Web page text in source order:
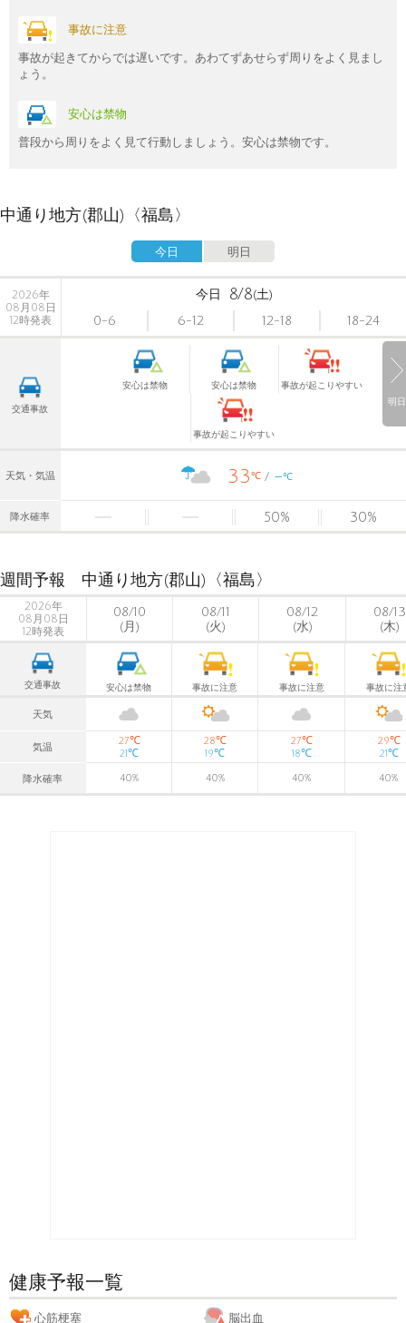
事故に注意
事故が起きてからでは遅いです。あわてずあせらず周りをよく見まし
ょう。
安心は禁物
普段から周りをよく見て行動しましょう。安心は禁物です。
中通り地方(郡山)〈福島〉
今日 明日
明日
2026年
08月08日
12時発表
今日 8/8(土)
0-6
6-12 12-18 18-24
交通事故
安心は禁物 安心は禁物 事故が起こりやすい
事故が起こりやすい
天気・気温 33℃ -℃
降水確率 50% 30%
週間予報 中通り地方(郡山)〈福島〉
2026年
08月08日
12時発表
08/10
(月)
08/11
(火)
08/12
(水)
08/13
(木)
交通事故 安心は禁物 事故に注意 事故に注意 事故に注
天気
気温
27℃
21℃
28℃
19℃
27℃
18℃
29℃
21℃
降水確率 40% 40% 40% 40%
健康予報一覧
心筋梗塞 脳出血